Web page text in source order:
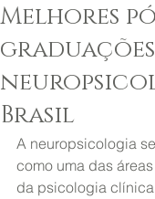
Melhores
graduações
Brasil
A neuropsicologia
como uma das
da psicologia